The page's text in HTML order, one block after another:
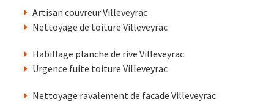
Artisan couvreur Villeveyrac
Nettoyage de toiture Villeveyrac
Habillage planche de rive Villeveyrac
Urgence fuite toiture Villeveyrac
Nettoyage ravalement de facade Villeveyrac